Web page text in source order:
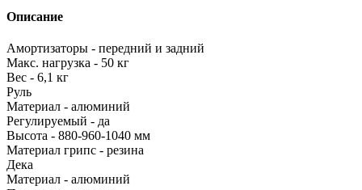
Описание
Амортизаторы - передний и задний
Макс. нагрузка - 50 кг
Вес - 6,1 кг
Руль
Материал - алюминий
Регулируемый - да
Высота - 880-960-1040 мм
Материал грипс - резина
Дека
Материал - алюминий